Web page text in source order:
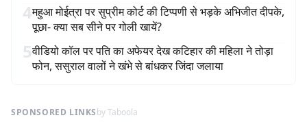
4महुआ मोईत्रा पर सुप्रीम कोर्ट की टिप्पणी से भड़के अभिजीत दीपके,
पूछा- क्या सब सीने पर गोली खायें?
5वीडियो कॉल पर पति का अफेयर देख कटिहार की महिला ने तोड़ा
फोन, ससुराल वालों ने खंभे से बांधकर जिंदा जलाया
SPONSORED LINKSby Taboola